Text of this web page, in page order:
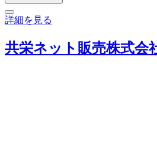
詳細を見る
共栄ネット販売株式会